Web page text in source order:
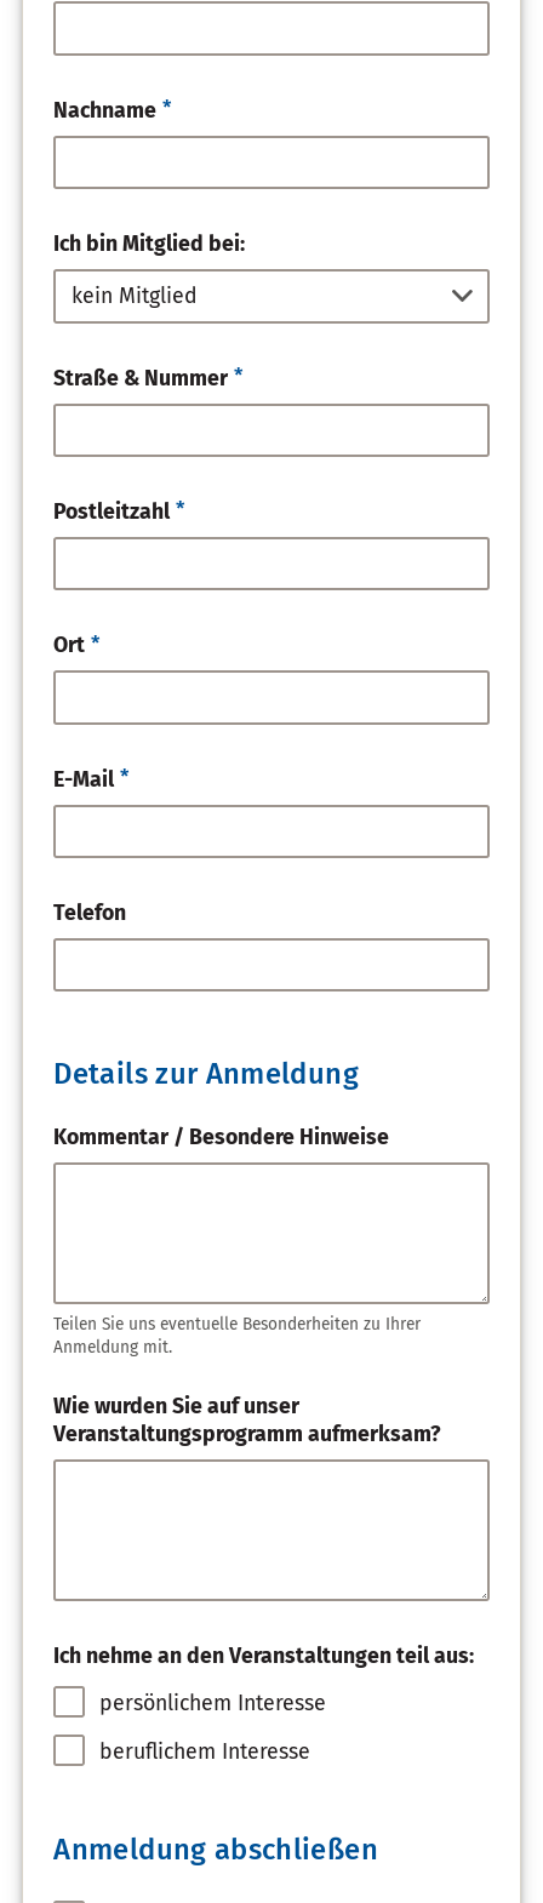
Pflichtfeld
Nachname *
Ich bin Mitglied bei:
Pflichtfeld
Straße & Nummer *
Pflichtfeld
Postleitzahl *
Pflichtfeld
Ort *
Pflichtfeld
E-Mail *
Telefon
Details zur Anmeldung
Kommentar / Besondere Hinweise
Teilen Sie uns eventuelle Besonderheiten zu Ihrer
Anmeldung mit.
Wie wurden Sie auf unser
Veranstaltungsprogramm aufmerksam?
Ich nehme an den Veranstaltungen teil aus:
persönlichem Interesse
beruflichem Interesse
Anmeldung abschließen